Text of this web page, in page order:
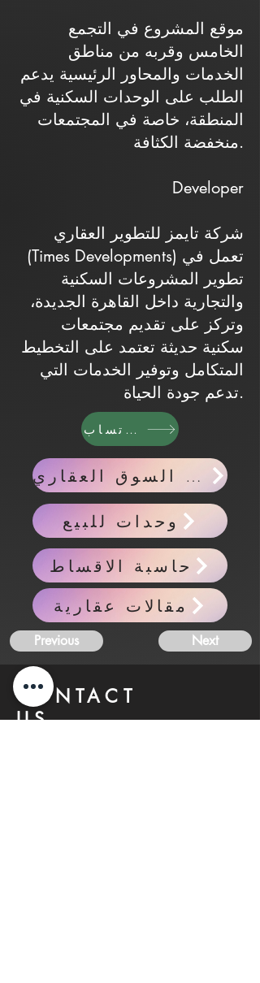
موقع المشروع في التجمع
الخامس وقربه من مناطق
الخدمات والمحاور الرئيسية يدعم
الطلب على الوحدات السكنية في
المنطقة، خاصة في المجتمعات
منخفضة الكثافة.
Developer
شركة تايمز للتطوير العقاري
(Times Developments) تعمل في
تطوير المشروعات السكنية
والتجارية داخل القاهرة الجديدة،
وتركز على تقديم مجتمعات
سكنية حديثة تعتمد على التخطيط
المتكامل وتوفير الخدمات التي
تدعم جودة الحياة.
واتساب
اخبار السوق العقاري
وحدات للبيع
حاسبة الاقساط
مقالات عقارية
Previous Next
CONTACT
US